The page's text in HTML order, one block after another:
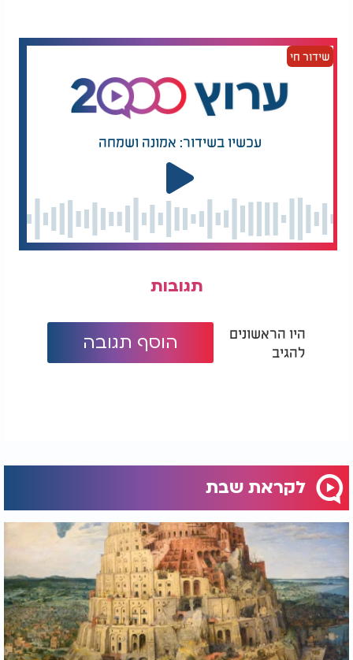
צעד גדול, אני מנסה לזכור: זה לא רק מה שאני רואה. זה
הסיפור שאני בוחר לספר לעצמי.
שידור חי
עכשיו בשידור: אמונה ושמחה
תגובות
היו הראשונים
להגיב
הוסף תגובה
לקראת שבת